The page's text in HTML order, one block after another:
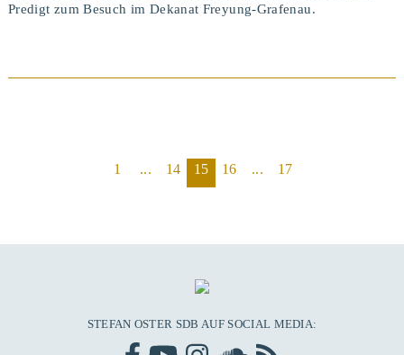
BEITRAG ANSEHEN
Predigt zum Besuch im Dekanat Freyung-Grafenau.
1 ... 14 15 16 ... 17
STEFAN OSTER SDB AUF SOCIAL MEDIA: